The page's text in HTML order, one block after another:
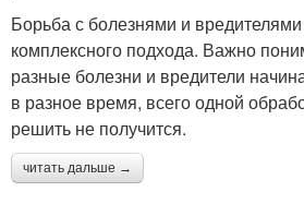
Борьба с болезнями и вредителями
комплексного подхода. Важно
разные болезни и вредители
в разное время, всего одной
решить не получится.
читать дальше →